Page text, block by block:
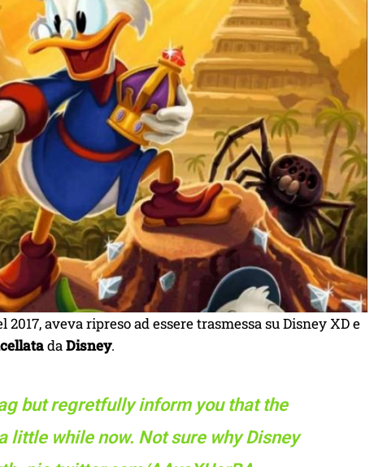
2017, aveva ripreso ad essere trasmessa su Disney XD e
da Disney.
but regretfully inform you that the
little while now. Not sure why Disney